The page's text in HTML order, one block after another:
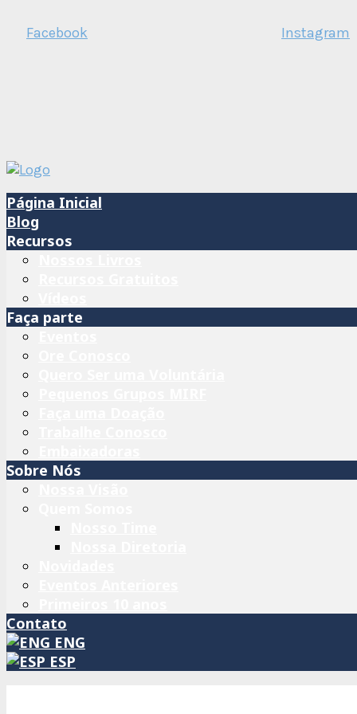
Facebook Instagram
Página Inicial
Blog
Recursos
Faça parte
Sobre Nós
Contato
ENG
ESP